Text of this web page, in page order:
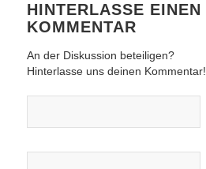
HINTERLASSE EINEN
KOMMENTAR
An der Diskussion beteiligen?
Hinterlasse uns deinen Kommentar!